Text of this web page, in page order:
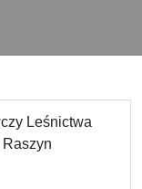
Leśnictwa